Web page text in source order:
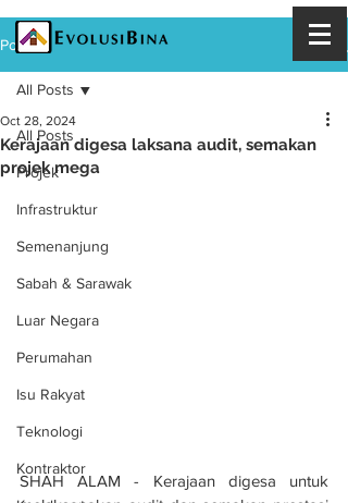
Post
All Posts
Projek
Infrastruktur
Semenanjung
Sabah & Sarawak
Luar Negara
Perumahan
Isu Rakyat
Teknologi
Kontraktor
All Posts
Kerajaan digesa laksana audit, semakan
projek mega
Oct 28, 2024
SHAH ALAM - Kerajaan digesa untuk